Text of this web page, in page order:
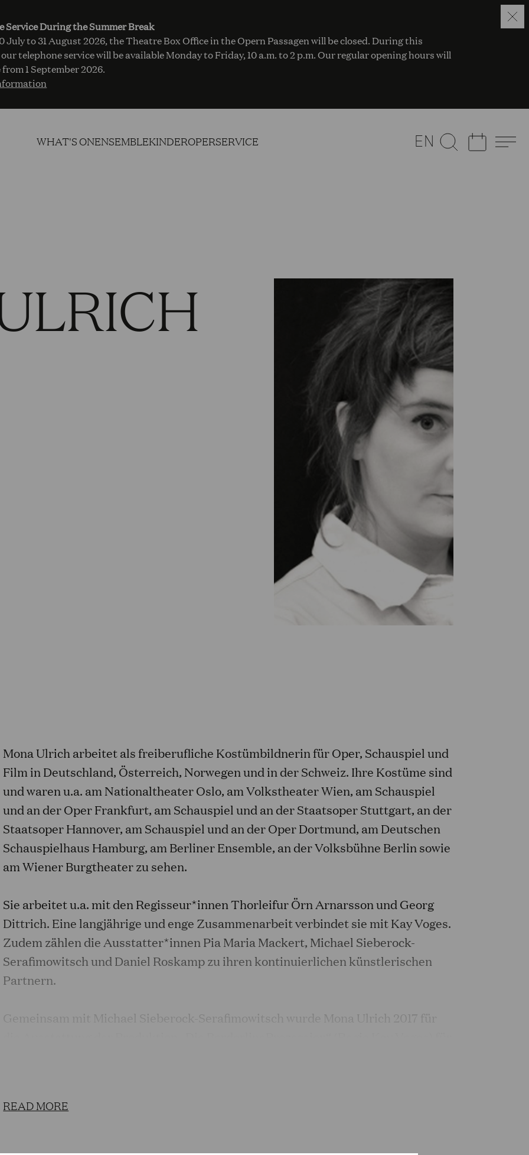
Service During the Summer Break
July to 31 August 2026, the Theatre Box Office in the Opern Passagen will be closed. During this
telephone service will be available Monday to Friday, 10 a.m. to 2 p.m. Our regular opening hours will
1 September 2026.
WHAT'S ONENSEMBLEKINDEROPERSERVICE EN
Mona Ulrich arbeitet als freiberufliche Kostümbildnerin für Oper, Schauspiel und
Film in Deutschland, Österreich, Norwegen und in der Schweiz. Ihre Kostüme sind
und waren u.a. am Nationaltheater Oslo, am Volkstheater Wien, am Schauspiel
und an der Oper Frankfurt, am Schauspiel und an der Staatsoper Stuttgart, an der
Staatsoper Hannover, am Schauspiel und an der Oper Dortmund, am Deutschen
Schauspielhaus Hamburg, am Berliner Ensemble, an der Volksbühne Berlin sowie
am Wiener Burgtheater zu sehen.
Sie arbeitet u.a. mit den Regisseur*innen Thorleifur Örn Arnarsson und Georg
Dittrich. Eine langjährige und enge Zusammenarbeit verbindet sie mit Kay Voges.
Zudem zählen die Ausstatter*innen Pia Maria Mackert, Michael Sieberock-
Serafimowitsch und Daniel Roskamp zu ihren kontinuierlichen künstlerischen
Partnern.
Gemeinsam mit Michael Sieberock-Serafimowitsch wurde Mona Ulrich 2017 für
Volkstheater Wien.
READ MORE